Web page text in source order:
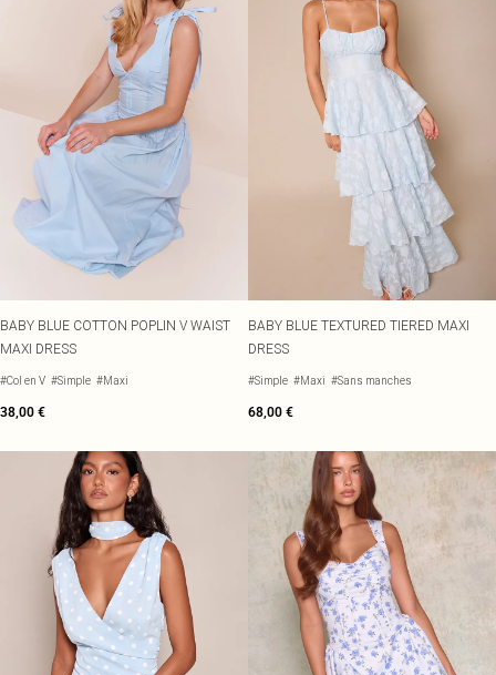
BABY BLUE COTTON POPLIN V WAIST
MAXI DRESS
#Col en V #Simple #Maxi
38,00 €
BABY BLUE TEXTURED TIERED MAXI
DRESS
#Simple #Maxi #Sans manches
68,00 €